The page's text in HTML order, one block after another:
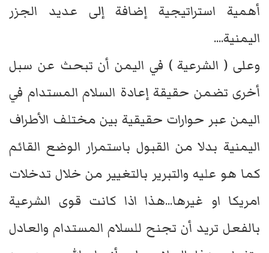
أهمية استراتيجية إضافة إلى عديد الجزر
اليمنية....
وعلى ( الشرعية ) في اليمن أن تبحث عن سبل
أخرى تضمن حقيقة إعادة السلام المستدام في
اليمن عبر حوارات حقيقية بين مختلف الأطراف
اليمنية بدلا من القبول باستمرار الوضع القائم
كما هو عليه والتبرير بالتغيير من خلال تدخلات
امريكا او غيرها...هذا اذا كانت قوى الشرعية
بالفعل تريد أن تجنح للسلام المستدام والعادل